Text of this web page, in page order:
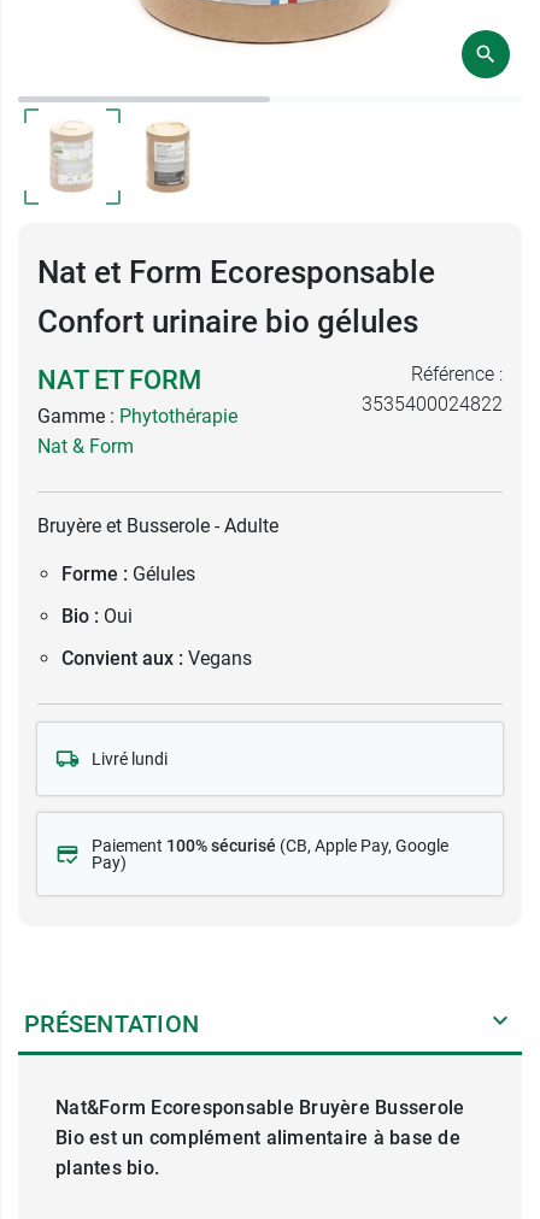
Nat et Form Ecoresponsable
Confort urinaire bio gélules
NAT ET FORM
Gamme : Phytothérapie
Nat & Form
Référence :
3535400024822
Bruyère et Busserole - Adulte
Forme : Gélules
Bio : Oui
Convient aux : Vegans
Livré lundi
Paiement 100% sécurisé (CB, Apple Pay, Google
Pay)
PRÉSENTATION
Nat&Form Ecoresponsable Bruyère Busserole
Bio est un complément alimentaire à base de
plantes bio.